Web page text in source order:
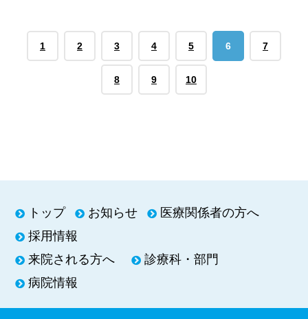
1 2 3 4 5 6 7
8 9 10
トップ お知らせ
医療関係者の方へ
採用情報
来院される方へ
診療科・部門
病院情報